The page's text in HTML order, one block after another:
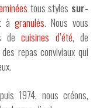
tous styles sur-
à granulés. Nous vous
decuisines d’été, de
repas conviviaux qui
1974, nous créons,